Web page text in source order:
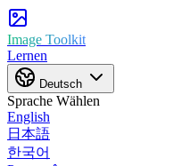
Image Toolkit
Lernen
Deutsch
Sprache Wählen
English
日本語
한국어